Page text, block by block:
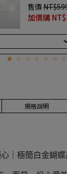
售價
加價購
規格說明
心｜極簡白金蝴